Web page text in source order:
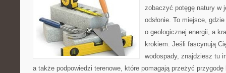
zobaczyć potęgę natury w
odsłonie. To miejsce,
o geologicznej energii, a
krokiem. Jeśli fascynują
wodospady, znajdziesz tu
a także podpowiedzi terenowe, które pomagają przeżyć